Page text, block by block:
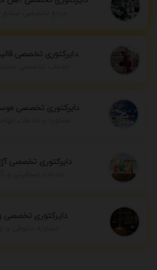
مرجع تخصصی
دایرکتوری تخصصی
دایرکتوری تخصصی
مشاوره و خدمات
دایرکتوری تخصصی
دایرکتوری تخصصی